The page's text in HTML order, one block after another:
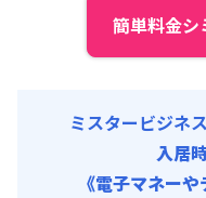
補償保険負担金 : 9,350円/回
簡単料金シ
ミスタービジネ
入居
《電子マネー